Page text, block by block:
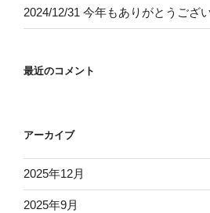
2024/12/31 今年もありがとうござ
最近のコメント
アーカイブ
2025年12月
2025年9月